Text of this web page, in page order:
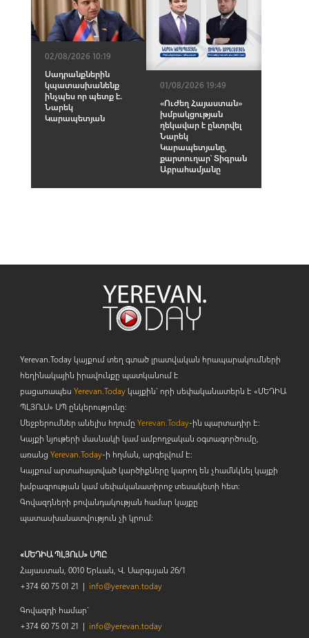
02/08/2026 10:19
Սադրանքներին
կպատասխանենք
ինչպես որ պետք է.
Նարեկ
Կարապետյան
01/08/2026 19:49
«Ուժեղ Հայաստան»
խմբակցության
ղեկավար է ընտրվել
Նարեկ
Կարապետյանը,
քարտուղար՝ Տիգրան
Աբրահամյանը
Yerevan.Today կայքում տեղ գտած լրատվական հրապարակումների
հեղինակային իրավունքը պատկանում է
բացառապես Yerevan.Todayկայքին` որի սեփականատերն է «ՄԵԴԻԱ
ՊԼՅՈւՍ» ՍՊ ընկերությունը։
Մեջբերումներ անելիս հղումը Yerevan.Today-ին պարտադիր է:
Կայքի նյութերի մասնակի կամ ամբողջական օգտագործումը,
առանց Yerevan.Today-ի հղման, արգելվում է:
Կայքում արտահայտված կարծիքները կարող են չհամնկնել կայքի
խմբագրության կամ սեփականատիրոջ տեսակետի հետ:
Գովազդների բովանդակության համար կայքը
պատասխանատվություն չի կրում:
«ՄԵԴԻԱ ՊԼՅՈւՍ» ՍՊԸ
Հայաստան, 0010 Երևան, Վ. Սարգսյան 26/1
+374 60 75 01 21 | info@yerevan.today
Գովազդի համար`
+374 60 75 01 21 | info@yerevan.today